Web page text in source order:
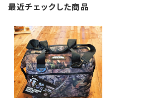
最近チェックした商品